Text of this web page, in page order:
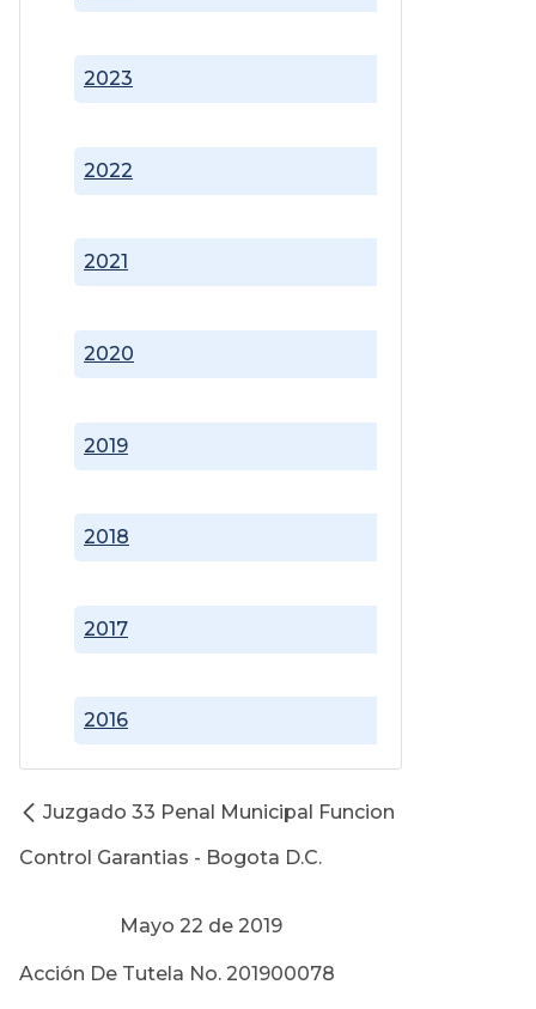
2016
2017
2018
2019
2020
2021
2022
2023
Juzgado 33 Penal Municipal Funcion
Control Garantias - Bogota D.C.
Mayo 22 de 2019
Acción De Tutela No. 201900078